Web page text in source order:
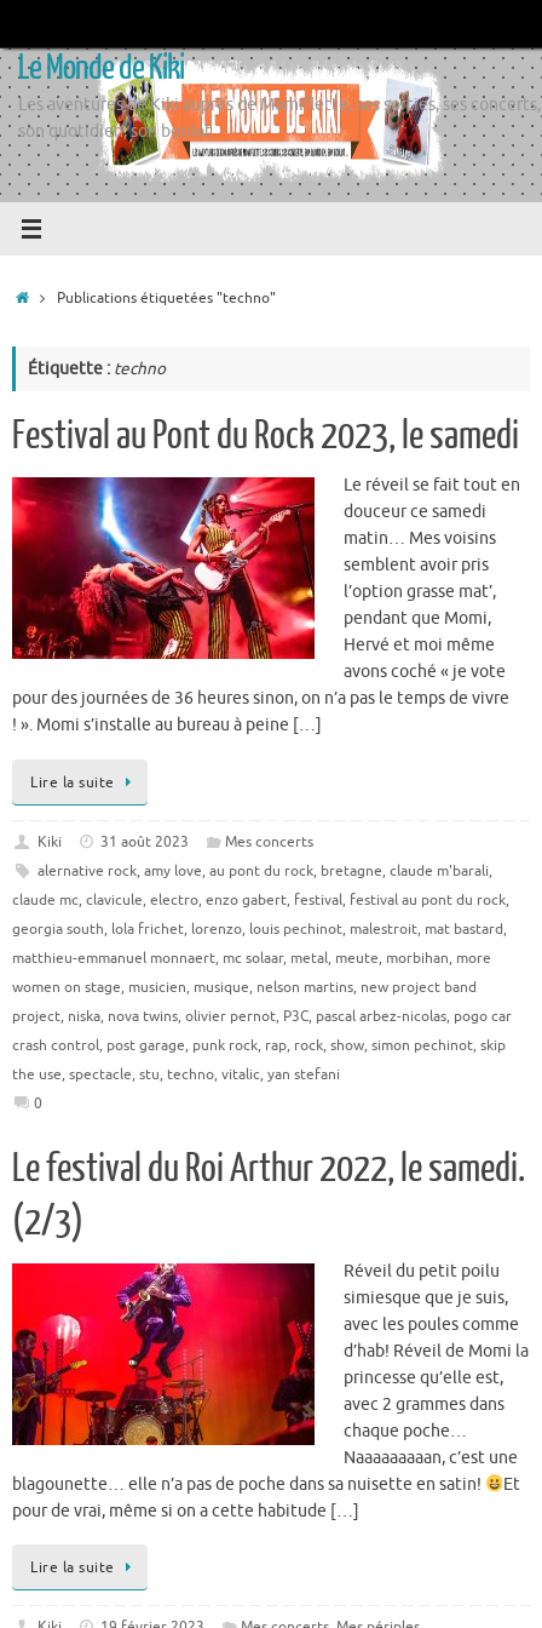
contenu
Le Monde de Kiki
Les aventures de Kiki auprès de Momiflette, ses sorties, ses concerts,
son quotidien, son boulot
AccueilPublications étiquetées "techno"
Étiquette : techno
Festival au Pont du Rock 2023, le samedi
Le réveil se fait tout en
douceur ce samedi
matin… Mes voisins
semblent avoir pris
l’option grasse mat’,
pendant que Momi,
Hervé et moi même
avons coché « je vote
pour des journées de 36 heures sinon, on n’a pas le temps de vivre
! ». Momi s’installe au bureau à peine […]
Lire la suite
Kiki 31 août 2023
Mes concerts
alernative rock, amy love, au pont du rock, bretagne, claude m'barali,
claude mc, clavicule, electro, enzo gabert, festival, festival au pont du rock,
georgia south, lola frichet, lorenzo, louis pechinot, malestroit, mat bastard,
matthieu-emmanuel monnaert, mc solaar, metal, meute, morbihan, more
women on stage, musicien, musique, nelson martins, new project band
project, niska, nova twins, olivier pernot, P3C, pascal arbez-nicolas, pogo car
crash control, post garage, punk rock, rap, rock, show, simon pechinot, skip
the use, spectacle, stu, techno, vitalic, yan stefani
0
Le festival du Roi Arthur 2022, le samedi.
(2/3)
Réveil du petit poilu
simiesque que je suis,
avec les poules comme
d’hab! Réveil de Momi la
princesse qu’elle est,
avec 2 grammes dans
chaque poche…
Naaaaaaaaan, c’est une
blagounette… elle n’a pas de poche dans sa nuisette en satin!
Et
pour de vrai, même si on a cette habitude […]
Lire la suite